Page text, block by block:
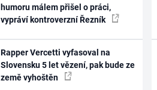
humoru málem přišel o práci,
vypráví kontroverzní Řezník
Rapper Vercetti vyfasoval na
Slovensku 5 let vězení, pak bude ze
země vyhoštěn